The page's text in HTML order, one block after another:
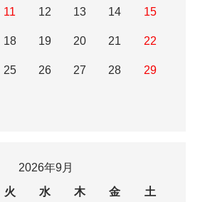
11 12 13 14 15
18 19 20 21 22
25 26 27 28 29
2026年9月
火 水 木 金 土